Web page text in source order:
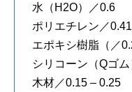
水（H2O）／0.6
ポリエチレン／0.41
エポキシ樹脂（／
シリコーン（Qゴ
木材／0.15 – 0.25